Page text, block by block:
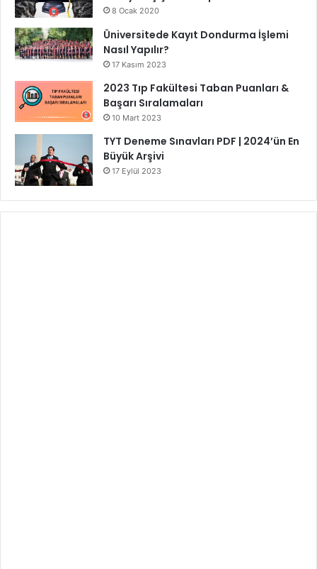
8 Ocak 2020
Üniversitede Kayıt Dondurma İşlemi
Nasıl Yapılır?
17 Kasım 2023
2023 Tıp Fakültesi Taban Puanları &
Başarı Sıralamaları
10 Mart 2023
TYT Deneme Sınavları PDF | 2024’ün En
Büyük Arşivi
17 Eylül 2023